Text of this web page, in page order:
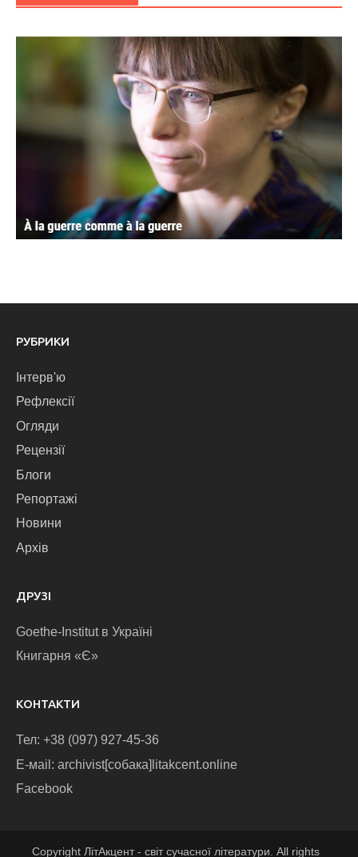
РУБРИКИ
Інтерв'ю
Рефлексії
Огляди
Рецензії
Блоги
Репортажі
Новини
Архів
ДРУЗІ
Goethe-Institut в Україні
Книгарня «Є»
КОНТАКТИ
Тел: +38 (097) 927-45-36
E-маіl: archivist[собака]litakcent.online
Facebook
Copyright ЛітАкцент - світ сучасної літератури. All rights